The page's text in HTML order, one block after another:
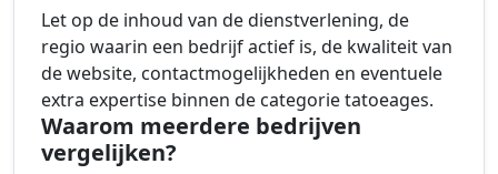
Let op de inhoud van de dienstverlening, de
regio waarin een bedrijf actief is, de kwaliteit van
de website, contactmogelijkheden en eventuele
extra expertise binnen de categorie tatoeages.
Waarom meerdere bedrijven
vergelijken?